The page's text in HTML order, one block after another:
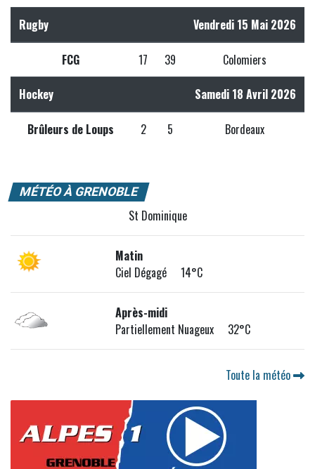
Rugby Vendredi 15 Mai 2026
FCG 17 39 Colomiers
Hockey Samedi 18 Avril 2026
Brûleurs de Loups 2 5 Bordeaux
MÉTÉO À GRENOBLE
St Dominique
Matin
Ciel Dégagé 14°C
Après-midi
Partiellement Nuageux 32°C
Toute la météo